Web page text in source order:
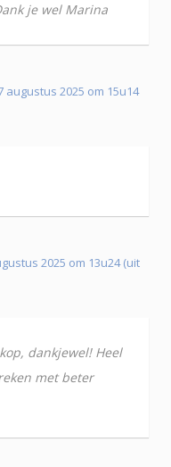
je wel Marina
augustus 2025 om 15u14
2025 om 13u24 (uit
dankjewel! Heel
met beter